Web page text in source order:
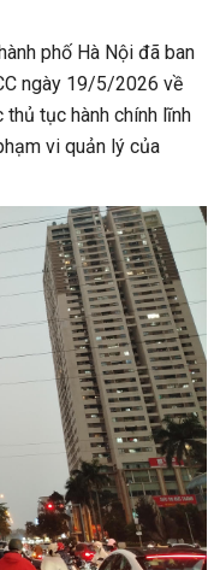
phố Hà Nội đã ban
ngày 19/5/2026 về
tục hành chính lĩnh
vi quản lý của